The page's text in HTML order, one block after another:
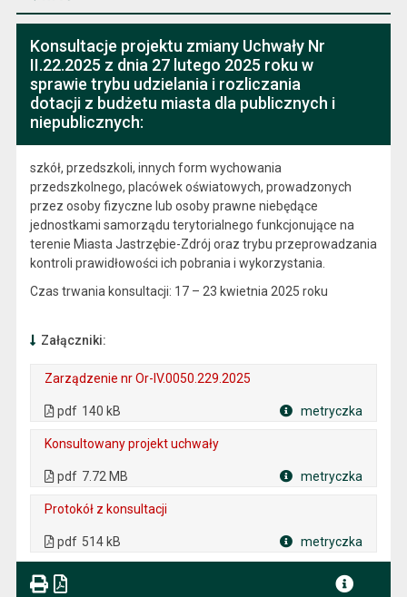
Konsultacje projektu zmiany Uchwały Nr
II.22.2025 z dnia 27 lutego 2025 roku w
sprawie trybu udzielania i rozliczania
dotacji z budżetu miasta dla publicznych i
niepublicznych:
szkół, przedszkoli, innych form wychowania
przedszkolnego, placówek oświatowych, prowadzonych
przez osoby fizyczne lub osoby prawne niebędące
jednostkami samorządu terytorialnego funkcjonujące na
terenie Miasta Jastrzębie-Zdrój oraz trybu przeprowadzania
kontroli prawidłowości ich pobrania i wykorzystania.
Czas trwania konsultacji: 17 – 23 kwietnia 2025 roku
Załączniki:
Zarządzenie nr Or-IV.0050.229.2025
pdf 140 kB metryczka
Konsultowany projekt uchwały
pdf 7.72 MB metryczka
Protokół z konsultacji
pdf 514 kB metryczka